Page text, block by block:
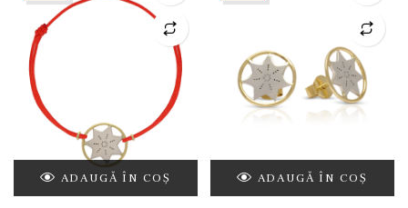
ADAUGĂ ÎN COȘ ADAUGĂ ÎN COȘ